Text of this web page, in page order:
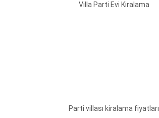
Villa Parti Evi Kiralama
Parti villası kiralama fiyatları